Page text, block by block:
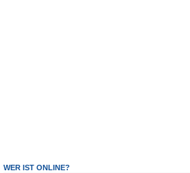
WER IST ONLINE?